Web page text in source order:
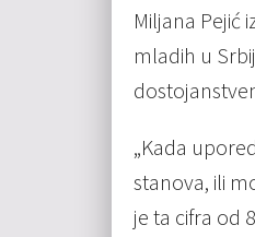
Miljana Pejić
mladih u
„Kada
stanova, ili
je ta cifra od